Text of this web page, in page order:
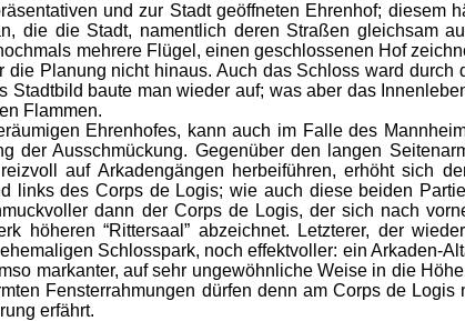
und zur Stadt geöffneten Ehrenhof; diesem
die die Stadt, namentlich deren Straßen gleichsam
mehrere Flügel, einen geschlossenen Hof
Planung nicht hinaus. Auch das Schloss ward durch
baute man wieder auf; was aber das
Flammen.
Ehrenhofes, kann auch im Falle des
der Ausschmückung. Gegenüber den langen
auf Arkadengängen herbeiführen, erhöht sich
links des Corps de Logis; wie auch diese beiden
dann der Corps de Logis, der sich nach
höheren “Rittersaal” abzeichnet. Letzterer, der
Schlosspark, noch effektvoller: ein Arkaden-
markanter, auf sehr ungewöhnliche Weise in die
Fensterrahmungen dürfen denn am Corps de Logis
erfährt.